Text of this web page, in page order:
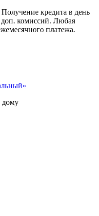
кредита в день
комиссий. Любая
платежа.
дому